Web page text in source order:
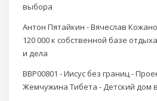
выбора
Антон Пятайкин - Вячеслав
120 000 к собственной базе
и дела
BBP00801 - Иисус без границ -
Жемчужина Тибета - Детский дом